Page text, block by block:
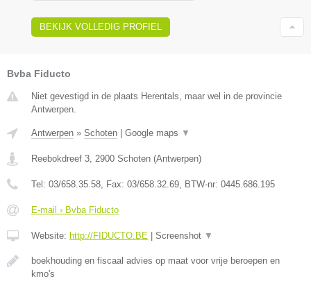
BEKIJK VOLLEDIG PROFIEL
Bvba Fiducto
Niet gevestigd in de plaats Herentals, maar wel in de provincie
Antwerpen.
Antwerpen » Schoten Google maps ▼
Reebokdreef 3 2900 Schoten (Antwerpen)
Tel: 03/658.35.58 , Fax: 03/658.32.69 , BTW-nr: 0445.686.195
E-mail › Bvba Fiducto
Website: http://FIDUCTO.BE Screenshot ▼
boekhouding en fiscaal advies op maat voor vrije beroepen en
kmo's